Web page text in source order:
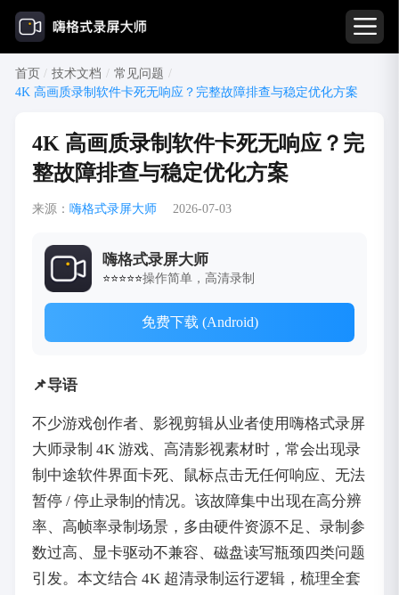
首页 / 技术文档 / 常见问题 /
4K 高画质录制软件卡死无响应？完整故障排查与稳定优化方案
4K 高画质录制软件卡死无响应？完
整故障排查与稳定优化方案
来源： 嗨格式录屏大师 2026-07-03
嗨格式录屏大师
⭐⭐⭐⭐⭐操作简单，高清录制
免费下载 (Android)
📌导语
不少游戏创作者、影视剪辑从业者使用嗨格式录屏
大师录制 4K 游戏、高清影视素材时，常会出现录
制中途软件界面卡死、鼠标点击无任何响应、无法
暂停 / 停止录制的情况。该故障集中出现在高分辨
率、高帧率录制场景，多由硬件资源不足、录制参
数过高、显卡驱动不兼容、磁盘读写瓶颈四类问题
引发。本文结合 4K 超清录制运行逻辑，梳理全套